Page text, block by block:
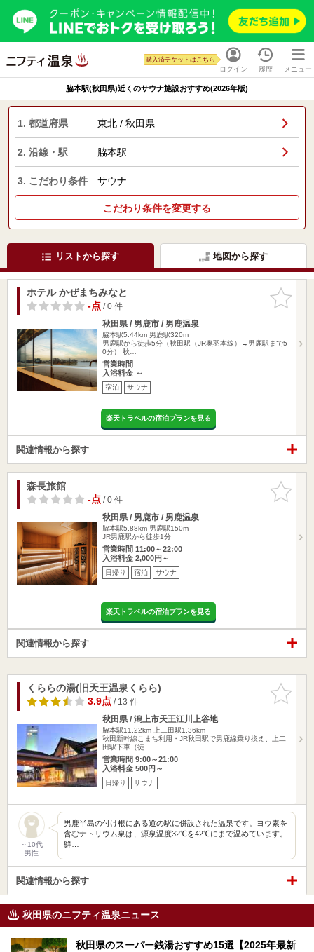
ログイン
購入済チケットはこちら
履歴 メニュー
脇本駅(秋田県)近くのサウナ施設おすすめ(2026年版)
1. 都道府県 東北 / 秋田県
2. 沿線・駅 脇本駅
3. こだわり条件 サウナ
こだわり条件を変更する
リストから探す 地図から探す
お気に入
りに追加
ホテル かぜまちみなと
-点/ 0 件
秋田県 / 男鹿市 / 男鹿温泉
脇本駅5.44km 男鹿駅320m
男鹿駅から徒歩5分（秋田駅（JR奥羽本線）→男鹿駅まで5
0分） 秋…
営業時間
入浴料金 ～
宿泊 サウナ
楽天トラベルの宿泊プランを見る
関連情報から探す
お気に入
りに追加
森長旅館
-点/ 0 件
秋田県 / 男鹿市 / 男鹿温泉
脇本駅5.88km 男鹿駅150m
JR男鹿駅から徒歩1分
営業時間 11:00～22:00
入浴料金 2,000円～
日帰り 宿泊 サウナ
楽天トラベルの宿泊プランを見る
関連情報から探す
お気に入
りに追加
くららの湯(旧天王温泉くらら)
3.9点/ 13 件
秋田県 / 潟上市天王江川上谷地
脇本駅11.22km
上二田駅1.36km
秋田新幹線こまち利用・JR秋田駅で男鹿線乗り換え、上二
田駅下車（徒…
営業時間 9:00～21:00
入浴料金 500円～
日帰り サウナ
～10代
男性
男鹿半島の付け根にある道の駅に併設された温泉です。ヨウ素を
含むナトリウム泉は、源泉温度32℃を42℃にまで温めています。
鮮…
関連情報から探す
秋田県のニフティ温泉ニュース
秋田県のスーパー銭湯おすすめ15選【2025年最新